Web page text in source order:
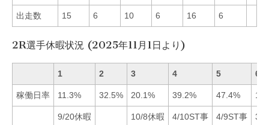
出走数 15 6 10 6 16 6
2R選手休暇状況 (2025年11月1日より)
1 2 3 4 5 6
稼働日率 11.3% 32.5% 20.1% 39.2% 47.4%
9/20休暇
10/8休暇
4/10ST事
4/9ST事
3/